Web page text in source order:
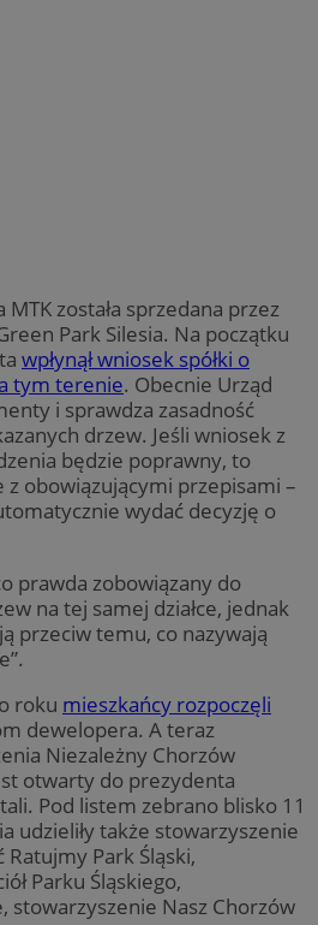
MTK została sprzedana przez
Park Silesia. Na początku
wpłynął wniosek spółki o
tym terenie. Obecnie Urząd
i sprawdza zasadność
drzew. Jeśli wniosek z
będzie poprawny, to
z obowiązującymi przepisami –
wydać decyzję o
prawda zobowiązany do
na tej samej działce, jednak
przeciw temu, co nazywają
roku mieszkańcy rozpoczęli
dewelopera. A teraz
Niezależny Chorzów
otwarty do prezydenta
Pod listem zebrano blisko 11
udzieliły także stowarzyszenie
Ratujmy Park Śląski,
Parku Śląskiego,
stowarzyszenie Nasz Chorzów